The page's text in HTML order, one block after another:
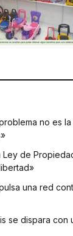
no es
de
una red
se dispara con